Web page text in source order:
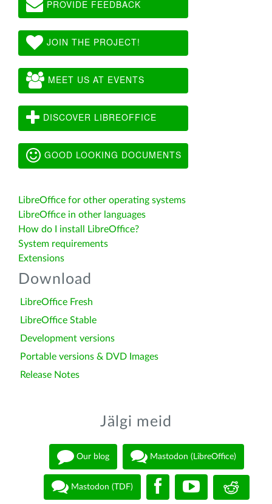
PROVIDE FEEDBACK
JOIN THE PROJECT!
MEET US AT EVENTS
DISCOVER LIBREOFFICE
GOOD LOOKING DOCUMENTS
LibreOffice for other operating systems
LibreOffice in other languages
How do I install LibreOffice?
System requirements
Extensions
Download
LibreOffice Fresh
LibreOffice Stable
Development versions
Portable versions & DVD Images
Release Notes
Jälgi meid
Our blog Mastodon (LibreOffice)
Mastodon (TDF)